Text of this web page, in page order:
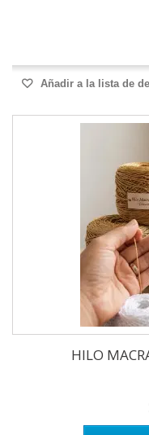
Añadir a la lista de
HILO